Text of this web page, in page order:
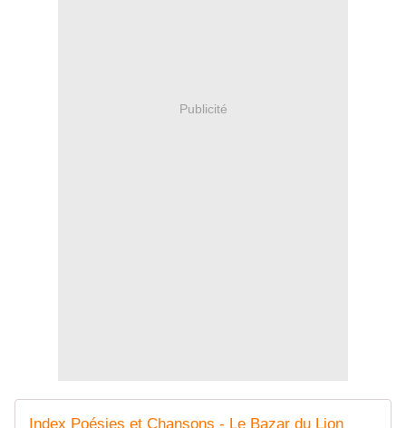
Publicité
Index Poésies et Chansons - Le Bazar du Lion